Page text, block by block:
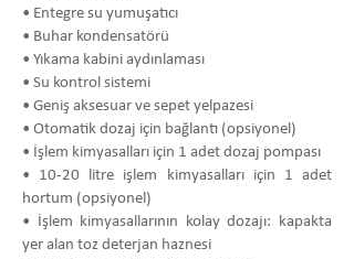
• Entegre su yumuşatıcı
• Buhar kondensatörü
• Yıkama kabini aydınlaması
• Su kontrol sistemi
• Geniş aksesuar ve sepet yelpazesi
• Otomatik dozaj için bağlantı (opsiyonel)
• İşlem kimyasalları için 1 adet dozaj pompası
• 10-20 litre işlem kimyasalları için 1 adet
hortum (opsiyonel)
• İşlem kimyasallarının kolay dozajı: kapakta
yer alan toz deterjan haznesi